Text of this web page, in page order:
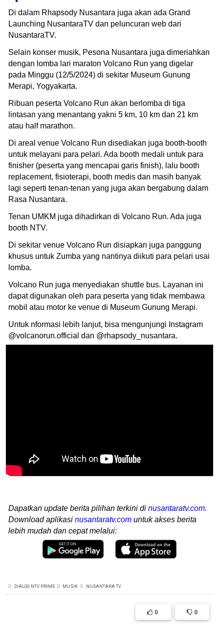
Di dalam Rhapsody Nusantara juga akan ada Grand
Launching NusantaraTV dan peluncuran web dari
NusantaraTV.
Selain konser musik, Pesona Nusantara juga dimeriahkan
dengan lomba lari maraton Volcano Run yang digelar
pada Minggu (12/5/2024) di sekitar Museum Gunung
Merapi, Yogyakarta.
Ribuan peserta Volcano Run akan berlomba di tiga
lintasan yang menantang yakni 5 km, 10 km dan 21 km
atau half marathon.
Di areal venue Volcano Run disediakan juga booth-booth
untuk melayani para pelari. Ada booth medali untuk para
finisher (peserta yang mencapai garis finish), lalu booth
replacement, fisioterapi, booth medis dan masih banyak
lagi seperti tenan-tenan yang juga akan bergabung dalam
Rasa Nusantara.
Tenan UMKM juga dihadirkan di Volcano Run. Ada juga
booth NTV.
Di sekitar venue Volcano Run disiapkan juga panggung
khusus untuk Zumba yang nantinya diikuti para pelari usai
lomba.
Volcano Run juga menyediakan shuttle bus. Layanan ini
dapat digunakan oleh para peserta yang tidak membawa
mobil atau motor ke venue di Museum Gunung Merapi.
Untuk nformasi lebih lanjut, bisa mengunjungi Instagram
@volcanorun.official dan @rhapsody_nusantara.
Dapatkan update berita pilihan terkini di nusantaratv.com.
Download aplikasi nusantaratv.com untuk akses berita
lebih mudah dan cepat melalui:
DIALOG NTV PRIME MUSIK NUSANTARA TV
0 0